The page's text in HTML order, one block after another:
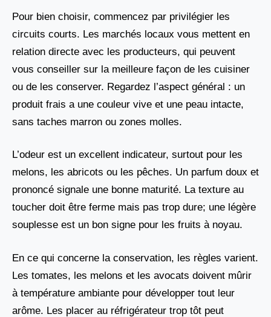
Pour bien choisir, commencez par privilégier les
circuits courts. Les marchés locaux vous mettent en
relation directe avec les producteurs, qui peuvent
vous conseiller sur la meilleure façon de les cuisiner
ou de les conserver. Regardez l’aspect général : un
produit frais a une couleur vive et une peau intacte,
sans taches marron ou zones molles.
L’odeur est un excellent indicateur, surtout pour les
melons, les abricots ou les pêches. Un parfum doux et
prononcé signale une bonne maturité. La texture au
toucher doit être ferme mais pas trop dure; une légère
souplesse est un bon signe pour les fruits à noyau.
En ce qui concerne la conservation, les règles varient.
Les tomates, les melons et les avocats doivent mûrir
à température ambiante pour développer tout leur
arôme. Les placer au réfrigérateur trop tôt peut